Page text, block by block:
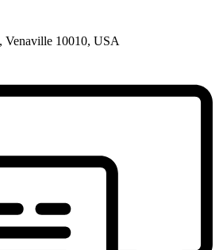
Venaville 10010, USA